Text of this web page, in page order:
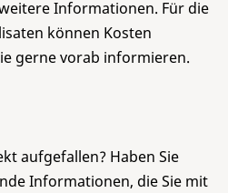
Informationen. Für die
können Kosten
gerne vorab informieren.
aufgefallen? Haben Sie
Informationen, die Sie mit